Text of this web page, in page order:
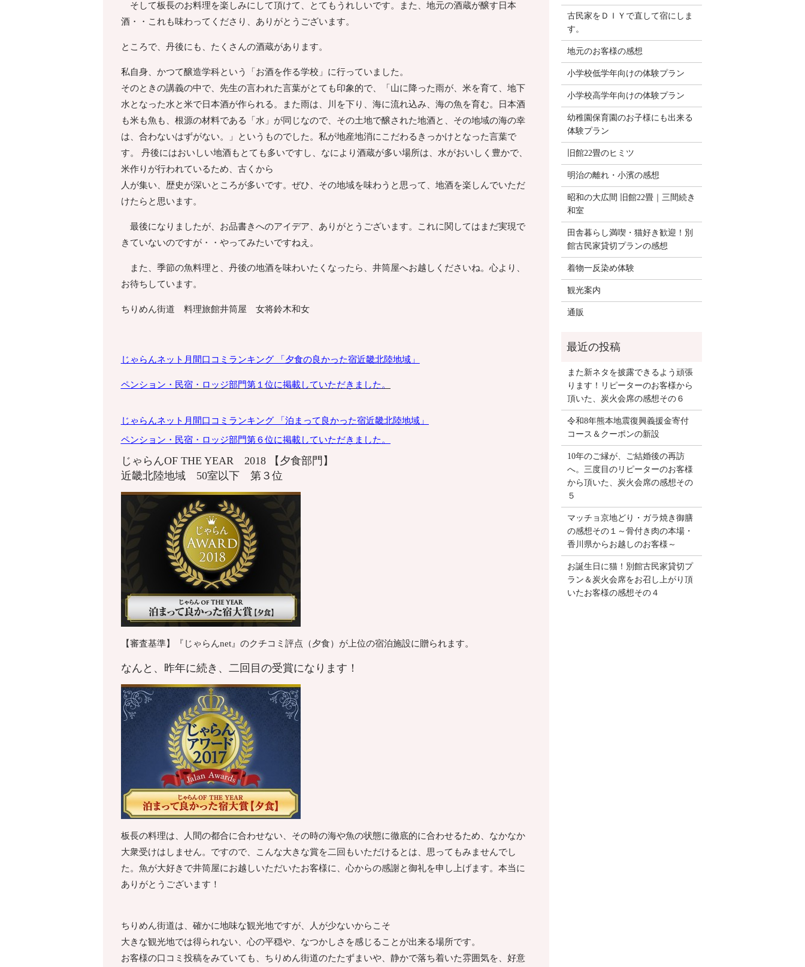
そして板長のお料理を楽しみにして頂けて、とてもうれしいです。また、地元の酒蔵が醸す日本
酒・・これも味わってくださり、ありがとうございます。
ところで、丹後にも、たくさんの酒蔵があります。
私自身、かつて醸造学科という「お酒を作る学校」に行っていました。
そのときの講義の中で、先生の言われた言葉がとても印象的で、「山に降った雨が、米を育て、地下
水となった水と米で日本酒が作られる。また雨は、川を下り、海に流れ込み、海の魚を育む。日本酒
も米も魚も、根源の材料である「水」が同じなので、その土地で醸された地酒と、その地域の海の幸
は、合わないはずがない。」というものでした。私が地産地消にこだわるきっかけとなった言葉で
す。 丹後にはおいしい地酒もとても多いですし、なにより酒蔵が多い場所は、水がおいしく豊かで、
米作りが行われているため、古くから
人が集い、歴史が深いところが多いです。ぜひ、その地域を味わうと思って、地酒を楽しんでいただ
けたらと思います。
最後になりましたが、お品書きへのアイデア、ありがとうございます。これに関してはまだ実現で
きていないのですが・・やってみたいですねえ。
また、季節の魚料理と、丹後の地酒を味わいたくなったら、井筒屋へお越しくださいね。心より、
お待ちしています。
ちりめん街道 料理旅館井筒屋 女将鈴木和女
じゃらんネット月間口コミランキング 「夕食の良かった宿近畿北陸地域」
ペンション・ 民宿・ロッジ部門第１位に掲載していただきました。
じゃらんネット月間口コミランキング 「泊まって良かった宿近畿北陸地域」
ペンション・ 民宿・ロッジ部門第６位に掲載していただきました。
じゃらんOF THE YEAR 2018 【夕食部門】
近畿北陸地域 50室以下 第３位
【審査基準】『じゃらんnet』のクチコミ評点（夕食）が上位の宿泊施設に贈られます。
なんと、昨年に続き、二回目の受賞になります！
板長の料理は、人間の都合に合わせない、その時の海や魚の状態に徹底的に合わせるため、なかなか
大衆受けはしません。ですので、こんな大きな賞を二回もいただけるとは、思ってもみませんでし
た。魚が大好きで井筒屋にお越しいただいたお客様に、心からの感謝と御礼を申し上げます。本当に
ありがとうございます！
ちりめん街道は、確かに地味な観光地ですが、人が少ないからこそ
大きな観光地では得られない、心の平穏や、なつかしさを感じることが出来る場所です。
お客様の口コミ投稿をみていても、ちりめん街道のたたずまいや、静かで落ち着いた雰囲気を、好意
古民家をＤＩＹで直して宿にしま
す。
地元のお客様の感想
小学校低学年向けの体験プラン
小学校高学年向けの体験プラン
幼稚園保育園のお子様にも出来る
体験プラン
旧館22畳のヒミツ
明治の離れ・小濱の感想
昭和の大広間 旧館22畳｜三間続き
和室
田舎暮らし満喫・猫好き歓迎！別
館古民家貸切プランの感想
着物一反染め体験
観光案内
通販
また新ネタを披露できるよう頑張
ります！リピーターのお客様から
頂いた、炭火会席の感想その６
令和8年熊本地震復興義援金寄付
コース＆クーポンの新設
10年のご縁が、ご結婚後の再訪
へ。三度目のリピーターのお客様
から頂いた、炭火会席の感想その
５
マッチョ京地どり・ガラ焼き御膳
の感想その１～骨付き肉の本場・
香川県からお越しのお客様～
お誕生日に猫！別館古民家貸切プ
ラン＆炭火会席をお召し上がり頂
いたお客様の感想その４